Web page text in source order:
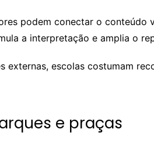
podem conectar o
a interpretação e amplia o
externas, escolas costumam
e praças